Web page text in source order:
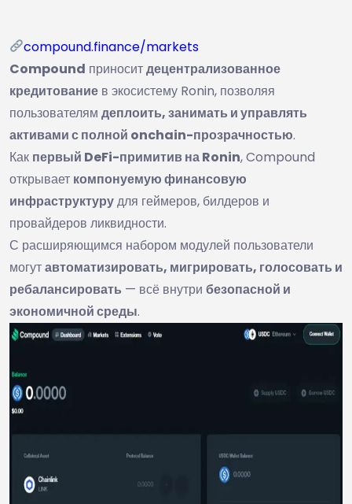
compound.finance/markets
Compound приноситдецентрализованное
кредитование в экосистему Ronin, позволяя
пользователям деплоить, занимать и управлять
активами с полной onchain-прозрачностью.
Как первый DeFi-примитив на Ronin, Compound
открывает компонуемую финансовую
инфраструктурудля геймеров, билдеров и
провайдеров ликвидности.
С расширяющимся набором модулей пользователи
могутавтоматизировать, мигрировать, голосовать и
ребалансировать — всё внутри безопасной и
экономичной среды.